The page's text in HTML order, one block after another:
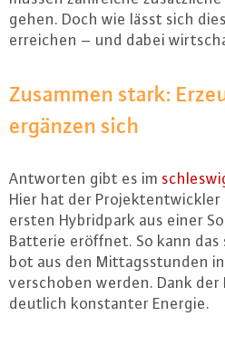
gehen. Doch wie lässt sich
erreichen – und dabei
Zusammen stark:
ergänzen sich
Antworten gibt es im
Hier hat der Pro­jekt­ent­wick­ler
ersten Hy­brid­park aus einer
Batterie eröffnet. So kann
bot aus den Mit­tags­stun­den
ver­scho­ben werden. Dank
deutlich kon­stan­ter Energie.